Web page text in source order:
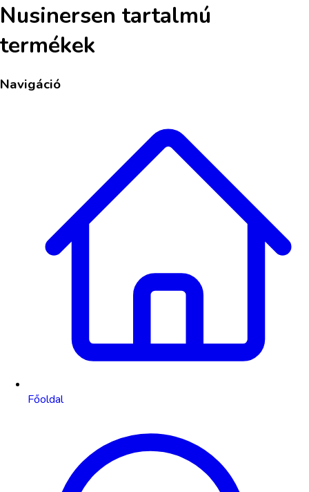
Nusinersen tartalmú
termékek
Navigáció
Főoldal